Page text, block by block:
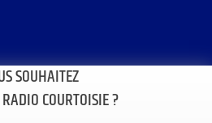
SOUHAITEZ
COURTOISIE ?